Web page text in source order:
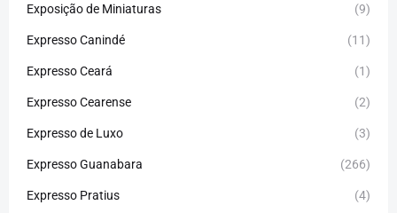
Exposição de Miniaturas (9)
Expresso Canindé (11)
Expresso Ceará (1)
Expresso Cearense (2)
Expresso de Luxo (3)
Expresso Guanabara (266)
Expresso Pratius (4)